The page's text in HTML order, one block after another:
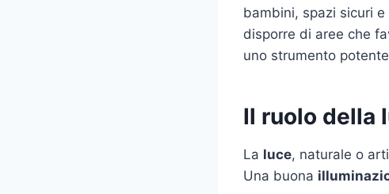
bambini, spazi sicuri
disporre di aree che
uno strumento
Il ruolo della
La luce, naturale o
Una buona